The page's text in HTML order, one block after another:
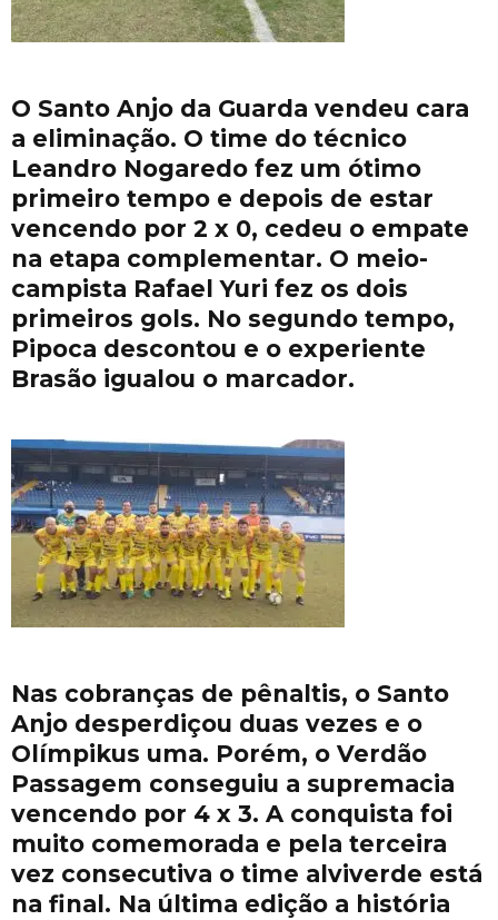
O Santo Anjo da Guarda vendeu cara
a eliminação. O time do técnico
Leandro Nogaredo fez um ótimo
primeiro tempo e depois de estar
vencendo por 2 x 0, cedeu o empate
na etapa complementar. O meio-
campista Rafael Yuri fez os dois
primeiros gols. No segundo tempo,
Pipoca descontou e o experiente
Brasão igualou o marcador.
Nas cobranças de pênaltis, o Santo
Anjo desperdiçou duas vezes e o
Olímpikus uma. Porém, o Verdão
Passagem conseguiu a supremacia
vencendo por 4 x 3. A conquista foi
muito comemorada e pela terceira
vez consecutiva o time alviverde está
na final. Na última edição a história